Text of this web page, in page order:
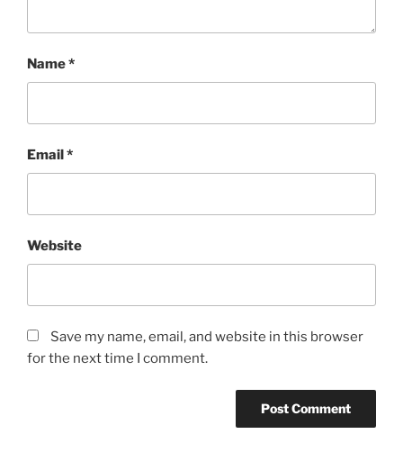
Name*
Email*
Website
Save my name, email, and website in this browser
for the next time I comment.